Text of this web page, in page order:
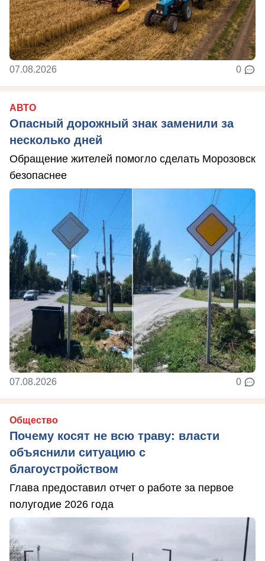
07.08.2026 0
АВТО
Опасный дорожный знак заменили за
несколько дней
Обращение жителей помогло сделать Морозовск
безопаснее
07.08.2026 0
Общество
Почему косят не всю траву: власти
объяснили ситуацию с
благоустройством
Глава предоставил отчет о работе за первое
полугодие 2026 года